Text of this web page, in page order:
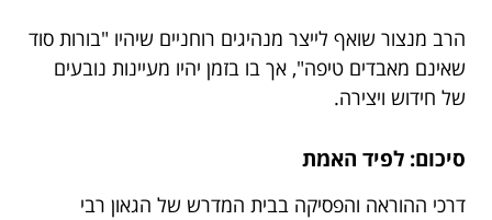
הרב מנצור שואף לייצר מנהיגים רוחניים שיהיו "בורות סוד
שאינם מאבדים טיפה", אך בו בזמן יהיו מעיינות נובעים
של חידוש ויצירה.
סיכום: לפיד האמת
דרכי ההוראה והפסיקה בבית המדרש של הגאון רבי